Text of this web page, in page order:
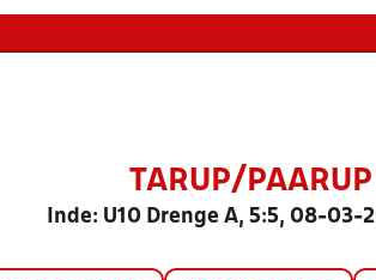
TARUP/
Inde: U10 Drenge A, 5:5, 08-03-